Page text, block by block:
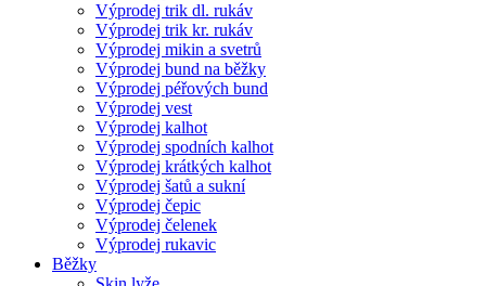
Výprodej trik dl. rukáv
Výprodej trik kr. rukáv
Výprodej mikin a svetrů
Výprodej bund na běžky
Výprodej péřových bund
Výprodej vest
Výprodej kalhot
Výprodej spodních kalhot
Výprodej krátkých kalhot
Výprodej šatů a sukní
Výprodej čepic
Výprodej čelenek
Výprodej rukavic
Běžky